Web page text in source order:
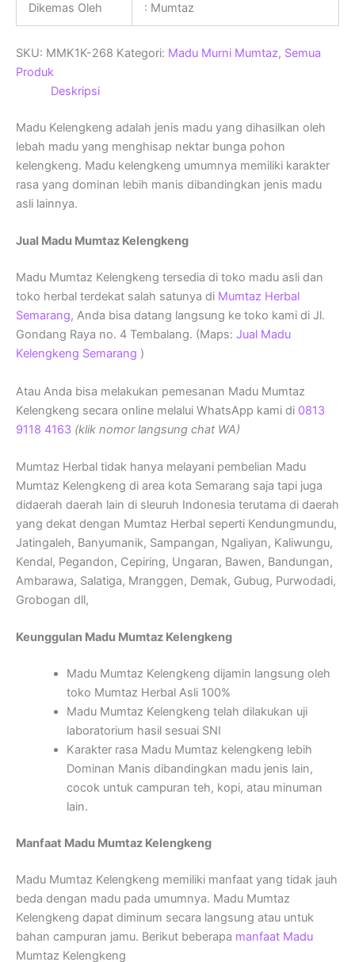
Dikemas Oleh : Mumtaz
SKU: MMK1K-268 Kategori: Madu Murni Mumtaz, Semua
Produk
Deskripsi
Madu Kelengkeng adalah jenis madu yang dihasilkan oleh
lebah madu yang menghisap nektar bunga pohon
kelengkeng. Madu kelengkeng umumnya memiliki karakter
rasa yang dominan lebih manis dibandingkan jenis madu
asli lainnya.
Jual Madu Mumtaz Kelengkeng
Madu Mumtaz Kelengkeng tersedia di toko madu asli dan
toko herbal terdekat salah satunya di Mumtaz Herbal
Semarang, Anda bisa datang langsung ke toko kami di Jl.
Gondang Raya no. 4 Tembalang. (Maps: Jual Madu
Kelengkeng Semarang )
Atau Anda bisa melakukan pemesanan Madu Mumtaz
Kelengkeng secara online melalui WhatsApp kami di 0813
9118 4163 (klik nomor langsung chat WA)
Mumtaz Herbal tidak hanya melayani pembelian Madu
Mumtaz Kelengkeng di area kota Semarang saja tapi juga
didaerah daerah lain di sleuruh Indonesia terutama di daerah
yang dekat dengan Mumtaz Herbal seperti Kendungmundu,
Jatingaleh, Banyumanik, Sampangan, Ngaliyan, Kaliwungu,
Kendal, Pegandon, Cepiring, Ungaran, Bawen, Bandungan,
Ambarawa, Salatiga, Mranggen, Demak, Gubug, Purwodadi,
Grobogan dll,
Keunggulan Madu Mumtaz Kelengkeng
Madu Mumtaz Kelengkeng dijamin langsung oleh
toko Mumtaz Herbal Asli 100%
Madu Mumtaz Kelengkeng telah dilakukan uji
laboratorium hasil sesuai SNI
Karakter rasa Madu Mumtaz kelengkeng lebih
Dominan Manis dibandingkan madu jenis lain,
cocok untuk campuran teh, kopi, atau minuman
lain.
Manfaat Madu Mumtaz Kelengkeng
Madu Mumtaz Kelengkeng memiliki manfaat yang tidak jauh
beda dengan madu pada umumnya. Madu Mumtaz
Kelengkeng dapat diminum secara langsung atau untuk
bahan campuran jamu. Berikut beberapa manfaat Madu
Mumtaz Kelengkeng